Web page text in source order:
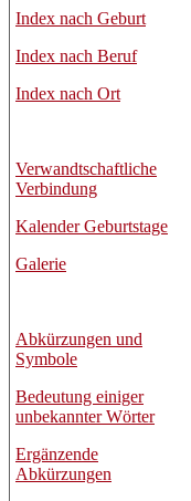
Index nach Geburt
Index nach Beruf
Index nach Ort
Verwandtschaftliche
Verbindung
Kalender Geburtstage
Galerie
Abkürzungen und
Symbole
Bedeutung einiger
unbekannter Wörter
Ergänzende
Abkürzungen